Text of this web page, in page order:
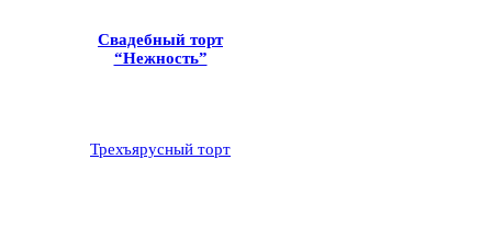
Свадебный торт
“Нежность”
Трехъярусный торт